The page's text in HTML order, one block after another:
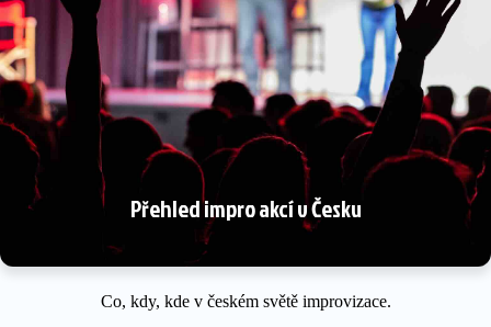
Přehled impro akcí v Česku
Co, kdy, kde v českém světě improvizace.